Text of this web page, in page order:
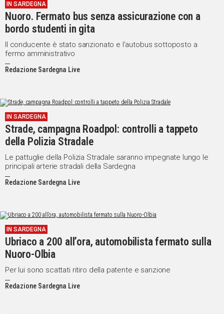
IN SARDEGNA
Nuoro. Fermato bus senza assicurazione con a
bordo studenti in gita
Il conducente è stato sanzionato e l’autobus sottoposto a
fermo amministrativo
Redazione Sardegna Live
IN SARDEGNA
Strade, campagna Roadpol: controlli a tappeto
della Polizia Stradale
Le pattuglie della Polizia Stradale saranno impegnate lungo le
principali arterie stradali della Sardegna
Redazione Sardegna Live
IN SARDEGNA
Ubriaco a 200 all’ora, automobilista fermato sulla
Nuoro-Olbia
Per lui sono scattati ritiro della patente e sanzione
Redazione Sardegna Live